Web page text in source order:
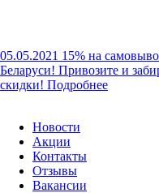
05.05.2021 15% на
Беларуси! Привозите и
скидки! Подробнее
Новости
Акции
Контакты
Отзывы
Вакансии